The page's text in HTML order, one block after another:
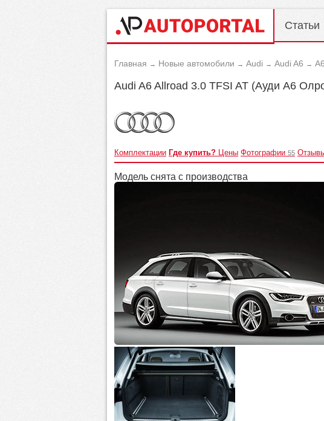
Статьи
Главная → Новые автомобили → Audi → Audi A6 →
Audi A6 Allroad 3.0 TFSI AT (Ауди А6
Комплектации Где купить? Цены Фотографии 55
Модель снята с производства